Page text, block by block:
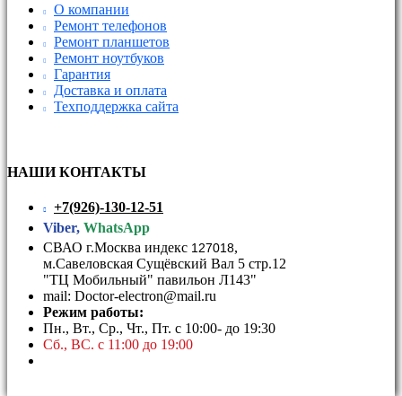
О компании
Ремонт телефонов
Ремонт планшетов
Ремонт ноутбуков
Гарантия
Доставка и оплата
Техподдержка сайта
НАШИ КОНТАКТЫ
+7(926)-130-12-51
Viber, WhatsApp
СВАО г.Москва индекс 127018,
м.Савеловская Сущёвский Вал 5 стр.12
"ТЦ Мобильный" павильон Л143"
mail: Doctor-electron@mail.ru
Режим работы:
Пн., Вт., Ср., Чт., Пт. с 10:00- до 19:30
Сб., ВС. с 11:00 до 19:00